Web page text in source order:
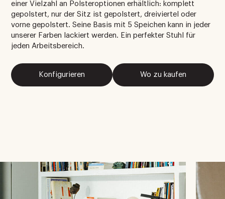
einer Vielzahl an Polsteroptionen erhältlich: komplett
gepolstert, nur der Sitz ist gepolstert, dreiviertel oder
vorne gepolstert. Seine Basis mit 5 Speichen kann in jeder
unserer Farben lackiert werden. Ein perfekter Stuhl für
jeden Arbeitsbereich.
Konfigurieren Wo zu kaufen